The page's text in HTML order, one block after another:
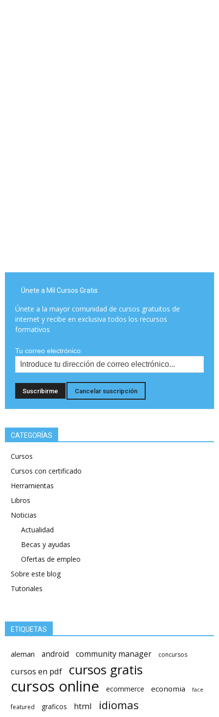
Únete a Mil Cursos Gratis
Únete a la mayor comunidad de cursos gratuitos de
internet y recibe en exclusiva todos los recursos
formativos
Tu correo electrónico:
CATEGORÍAS
Cursos
Cursos con certificado
Herramientas
Libros
Noticias
Actualidad
Becas y ayudas
Ofertas de empleo
Sobre este blog
Tutoriales
ETIQUETAS
aleman android community manager concursos
cursos en pdf cursos gratis
cursos online ecommerce economia face
featured graficos html idiomas